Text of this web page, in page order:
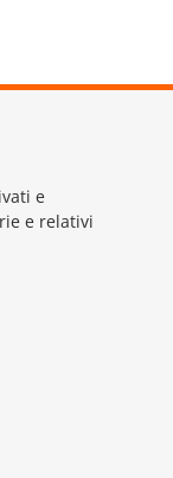
e
e relativi